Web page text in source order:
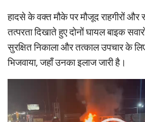
हादसे के वक्त मौके पर मौजूद राहगीरों और
तत्परता दिखाते हुए दोनों घायल बाइक
सुरक्षित निकाला और तत्काल उपचार के
भिजवाया, जहाँ उनका इलाज जारी है।